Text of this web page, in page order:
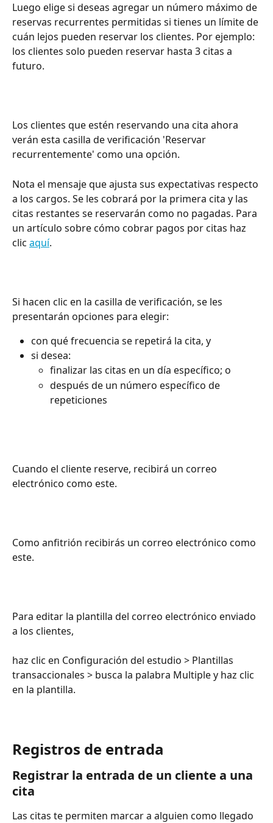
Luego elige si deseas agregar un número máximo de
reservas recurrentes permitidas si tienes un límite de
cuán lejos pueden reservar los clientes. Por ejemplo:
los clientes solo pueden reservar hasta 3 citas a
futuro.
Los clientes que estén reservando una cita ahora
verán esta casilla de verificación 'Reservar
recurrentemente' como una opción.
Nota el mensaje que ajusta sus expectativas respecto
a los cargos. Se les cobrará por la primera cita y las
citas restantes se reservarán como no pagadas. Para
un artículo sobre cómo cobrar pagos por citas haz
clic aquí.
Si hacen clic en la casilla de verificación, se les
presentarán opciones para elegir:
con qué frecuencia se repetirá la cita, y
si desea:
finalizar las citas en un día específico; o
después de un número específico de
repeticiones
Cuando el cliente reserve, recibirá un correo
electrónico como este.
Como anfitrión recibirás un correo electrónico como
este.
Para editar la plantilla del correo electrónico enviado
a los clientes,
haz clic en Configuración del estudio > Plantillas
transaccionales > busca la palabra Multiple y haz clic
en la plantilla.
Registros de entrada
Registrar la entrada de un cliente a una
cita
Las citas te permiten marcar a alguien como llegado